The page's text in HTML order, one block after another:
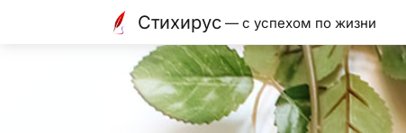
Стихирус — с успехом по жизни